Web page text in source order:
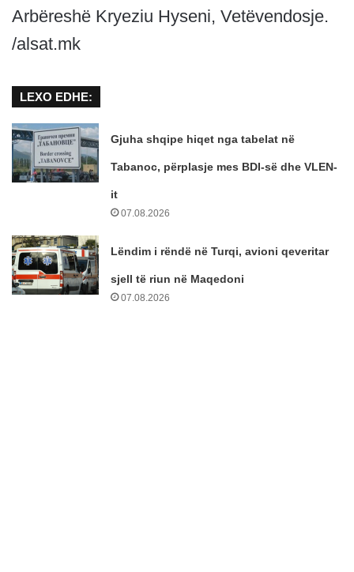
Arbëreshë Kryeziu Hyseni, Vetëvendosje.
/alsat.mk
LEXO EDHE:
Gjuha shqipe hiqet nga tabelat në
Tabanoc, përplasje mes BDI-së dhe VLEN-
it
07.08.2026
Lëndim i rëndë në Turqi, avioni qeveritar
sjell të riun në Maqedoni
07.08.2026